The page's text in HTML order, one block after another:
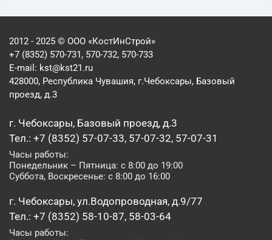
2012 - 2025 © ООО «КостИнСтрой»
+7 (8352) 570-731, 570-732, 570-733
E-mail: kst@kst21.ru
428000, Республика Чувашия, г.Чебоксары, Базовый
проезд, д.3
г. Чебоксары, Базовый проезд, д.3
Тел.: +7 (8352) 57-07-33, 57-07-32, 57-07-31
Часы работы:
Понедельник – Пятница: с 8:00 до 19:00
Суббота, Воскресенье: с 8:00 до 16:00
г. Чебоксары, ул.Водопроводная, д.9/77
Тел.: +7 (8352) 58-10-87, 58-03-64
Часы работы: